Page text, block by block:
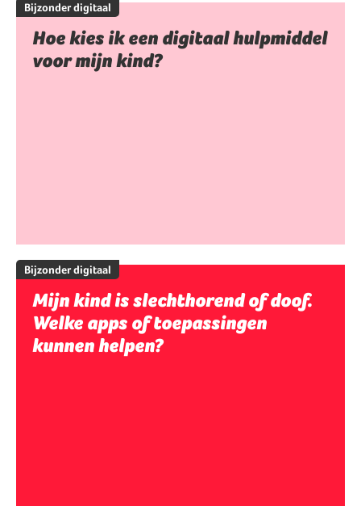
Bijzonder digitaal
Hoe kies ik een digitaal hulpmiddel
voor mijn kind?
Bijzonder digitaal
Mijn kind is slechthorend of doof.
Welke apps of toepassingen
kunnen helpen?